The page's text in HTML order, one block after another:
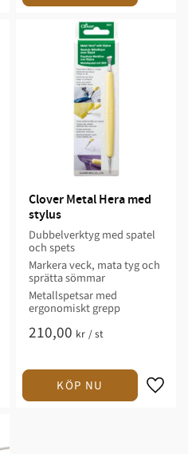
Clover Metal Hera med
stylus
Dubbelverktyg med spatel
och spets
Markera veck, mata tyg och
sprätta sömmar
Metallspetsar med
ergonomiskt grepp
210,00 kr /st